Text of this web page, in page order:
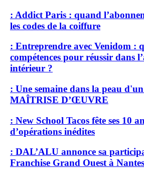
: Addict Paris : quand
les codes de la coiffure
: Entreprendre avec Venidom :
compétences pour réussir dans
intérieur ?
: Une semaine dans la peau
MAÎTRISE D’ŒUVRE
: New School Tacos fête ses 10
d’opérations inédites
: DAL’ALU annonce sa
Franchise Grand Ouest à Nantes